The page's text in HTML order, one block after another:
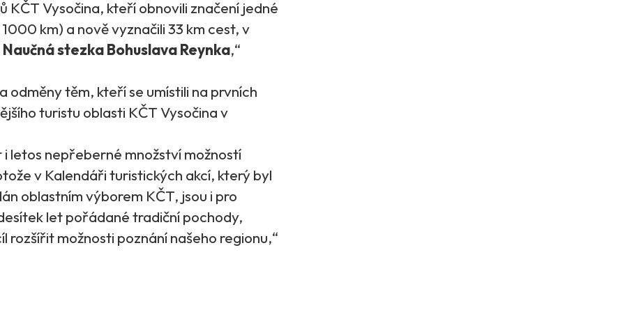
KČT Vysočina, kteří obnovili značení jedné
km) a nově vyznačili 33 km cest, v
Naučná stezka Bohuslava Reynka,“
těm, kteří se umístili na prvních
turistu oblasti KČT Vysočina v
letos nepřeberné množství možností
v Kalendáři turistických akcí, který byl
oblastním výborem KČT, jsou i pro
let pořádané tradiční pochody,
rozšířit možnosti poznání našeho regionu,“